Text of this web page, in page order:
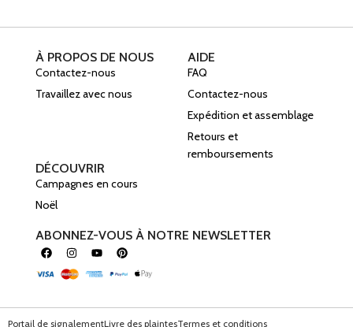
À PROPOS DE NOUS
Contactez-nous
Travaillez avec nous
AIDE
FAQ
Contactez-nous
Expédition et assemblage
Retours et
remboursements
DÉCOUVRIR
Campagnes en cours
Noël
ABONNEZ-VOUS À NOTRE NEWSLETTER
Portail de signalementLivre des plaintesTermes et conditions